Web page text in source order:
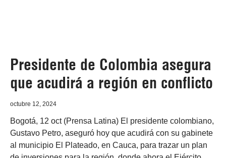
Presidente de Colombia asegura
que acudirá a región en conflicto
octubre 12, 2024
Bogotá, 12 oct (Prensa Latina) El presidente colombiano,
Gustavo Petro, aseguró hoy que acudirá con su gabinete
al municipio El Plateado, en Cauca, para trazar un plan